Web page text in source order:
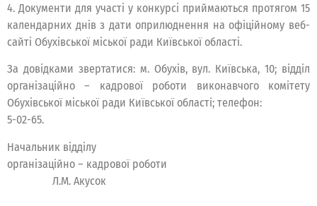
4. Документи для участі у конкурсі приймаються протягом 15
календарних днів з дати оприлюднення на офіційному веб-
сайті Обухівської міської ради Київської області.
За довідками звертатися: м. Обухів, вул. Київська, 10; відділ
організаційно – кадрової роботи виконавчого комітету
Обухівської міської ради Київської області; телефон:
5-02-65.
Начальник відділу
організаційно – кадрової роботи
Л.М. Акусок